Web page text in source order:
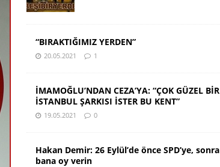
“BIRAKTIĞIMIZ YERDEN”
20.05.2021 1
İMAMOĞLU’NDAN CEZA’YA: “ÇOK GÜZEL BİR
İSTANBUL ŞARKISI İSTER BU KENT”
19.05.2021 0
Hakan Demir: 26 Eylül’de önce SPD’ye, sonra
bana oy verin